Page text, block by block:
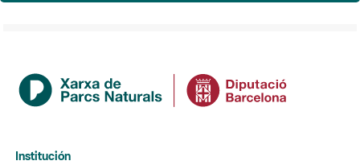
Institución